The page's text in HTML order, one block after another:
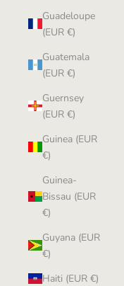
Guadeloupe
(EUR €)
Guatemala
(EUR €)
Guernsey
(EUR €)
Guinea (EUR
€)
Guinea-
Bissau (EUR
€)
Guyana (EUR
€)
Haiti (EUR €)